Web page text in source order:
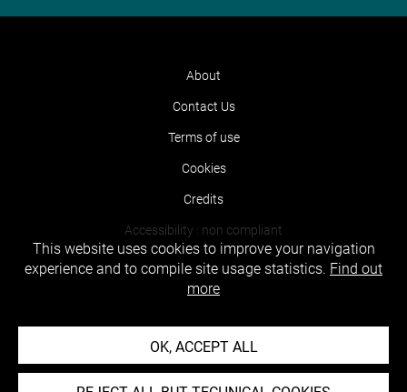
About
Contact Us
Terms of use
Cookies
Credits
Accessibility : non compliant
This website uses cookies to improve your navigation
experience and to compile site usage statistics. Find out
more
OK, ACCEPT ALL